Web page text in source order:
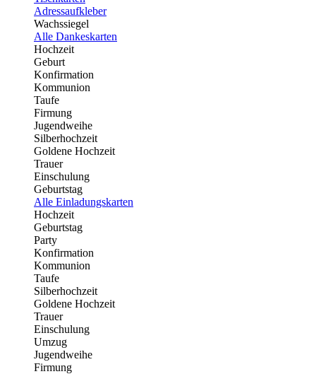
Adressaufkleber
Wachssiegel
Alle Dankeskarten
Hochzeit
Geburt
Konfirmation
Kommunion
Taufe
Firmung
Jugendweihe
Silberhochzeit
Goldene Hochzeit
Trauer
Einschulung
Geburtstag
Alle Einladungskarten
Hochzeit
Geburtstag
Party
Konfirmation
Kommunion
Taufe
Silberhochzeit
Goldene Hochzeit
Trauer
Einschulung
Umzug
Jugendweihe
Firmung